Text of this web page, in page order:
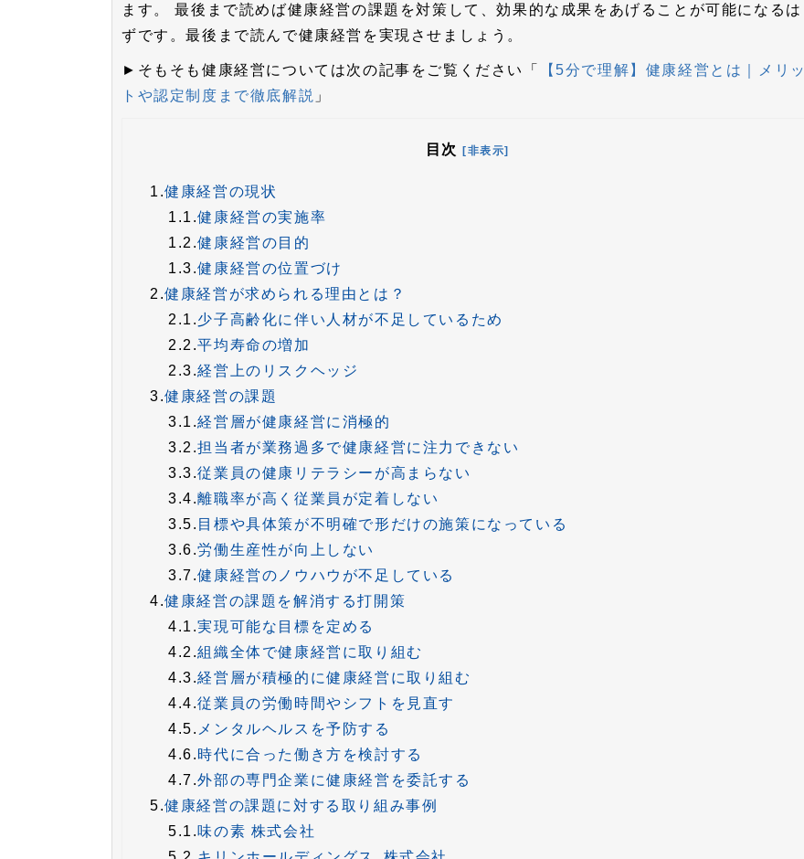
ます。
最後まで読めば健康経営の課題を対策して、効果的な成果をあげることが可能になるは
ずです。最後まで読んで健康経営を実現させましょう。
►そもそも健康経営については次の記事をご覧ください「
【5分で理解】健康経営とは｜メリッ
トや認定制度まで徹底解説 」
目次 [非表示]
1.健康経営の現状
1.1.健康経営の実施率
1.2.健康経営の目的
1.3.健康経営の位置づけ
2.健康経営が求められる理由とは？
2.1.少子高齢化に伴い人材が不足しているため
2.2.平均寿命の増加
2.3.経営上のリスクヘッジ
3.健康経営の課題
3.1.経営層が健康経営に消極的
3.2.担当者が業務過多で健康経営に注力できない
3.3.従業員の健康リテラシーが高まらない
3.4.離職率が高く従業員が定着しない
3.5. 目標や具体策が不明確で形だけの施策になっている
3.6.労働生産性が向上しない
3.7.健康経営のノウハウが不足している
4.健康経営の課題を解消する打開策
4.1.実現可能な目標を定める
4.2.組織全体で健康経営に取り組む
4.3.経営層が積極的に健康経営に取り組む
4.4.従業員の労働時間やシフトを見直す
4.5. メンタルヘルスを予防する
4.6.時代に合った働き方を検討する
4.7.外部の専門企業に健康経営を委託する
5.健康経営の課題に対する取り組み事例
5.1.味の素 株式会社